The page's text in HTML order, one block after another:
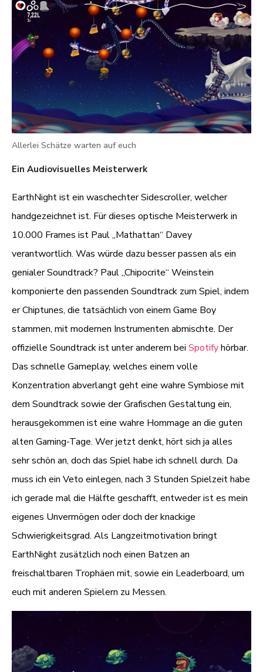
Allerlei Schätze warten auf euch
Ein Audiovisuelles Meisterwerk
EarthNight ist ein waschechter Sidescroller, welcher
handgezeichnet ist. Für dieses optische Meisterwerk in
10.000 Frames ist Paul „Mathattan“ Davey
verantwortlich. Was würde dazu besser passen als ein
genialer Soundtrack? Paul „Chipocrite“ Weinstein
komponierte den passenden Soundtrack zum Spiel, indem
er Chiptunes, die tatsächlich von einem Game Boy
stammen, mit modernen Instrumenten abmischte. Der
offizielle Soundtrack ist unter anderem bei Spotifyhörbar.
Das schnelle Gameplay, welches einem volle
Konzentration abverlangt geht eine wahre Symbiose mit
dem Soundtrack sowie der Grafischen Gestaltung ein,
herausgekommen ist eine wahre Hommage an die guten
alten Gaming-Tage. Wer jetzt denkt, hört sich ja alles
sehr schön an, doch das Spiel habe ich schnell durch. Da
muss ich ein Veto einlegen, nach 3 Stunden Spielzeit habe
ich gerade mal die Hälfte geschafft, entweder ist es mein
eigenes Unvermögen oder doch der knackige
Schwierigkeitsgrad. Als Langzeitmotivation bringt
EarthNight zusätzlich noch einen Batzen an
freischaltbaren Trophäen mit, sowie ein Leaderboard, um
euch mit anderen Spielern zu Messen.